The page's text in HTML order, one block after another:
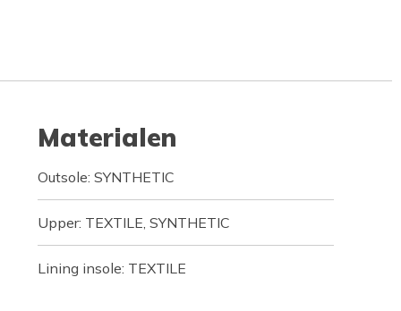
Materialen
Outsole: SYNTHETIC
Upper: TEXTILE, SYNTHETIC
Lining insole: TEXTILE